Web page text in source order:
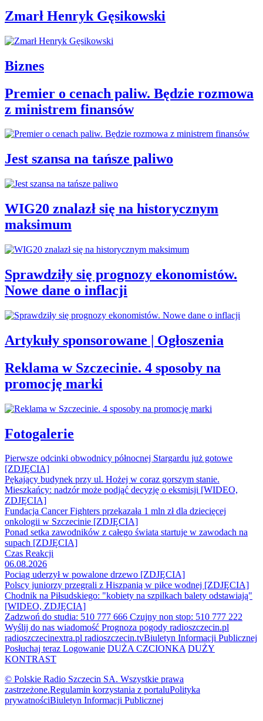
Zmarł Henryk Gęsikowski
Biznes
Premier o cenach paliw. Będzie rozmowa
z ministrem finansów
Jest szansa na tańsze paliwo
WIG20 znalazł się na historycznym
maksimum
Sprawdziły się prognozy ekonomistów.
Nowe dane o inflacji
Artykuły sponsorowane | Ogłoszenia
Reklama w Szczecinie. 4 sposoby na
promocję marki
Fotogalerie
Pierwsze odcinki obwodnicy północnej Stargardu już gotowe
[ZDJĘCIA]
Pękający budynek przy ul. Hożej w coraz gorszym stanie.
Mieszkańcy: nadzór może podjąć decyzję o eksmisji [WIDEO,
ZDJĘCIA]
Fundacja Cancer Fighters przekazała 1 mln zł dla dziecięcej
onkologii w Szczecinie [ZDJĘCIA]
Ponad setka zawodników z całego świata startuje w zawodach na
supach [ZDJĘCIA]
Czas Reakcji
06.08.2026
Pociąg uderzył w powalone drzewo [ZDJĘCIA]
Polscy juniorzy przegrali z Hiszpanią w piłce wodnej [ZDJĘCIA]
Chodnik na Piłsudskiego: "kobiety na szpilkach balety odstawiają"
[WIDEO, ZDJĘCIA]
Zadzwoń do studia: 510 777 666 Czujny non stop: 510 777 222
Wyślij do nas wiadomość Prognoza pogody radioszczecin.pl
radioszczecinextra.pl radioszczecin.tvBiuletyn Informacji Publicznej
Posłuchaj teraz Logowanie DUŻA CZCIONKA DUŻY
KONTRAST
© Polskie Radio Szczecin SA. Wszystkie prawa
zastrzeżone.Regulamin korzystania z portaluPolityka
prywatnościBiuletyn Informacji Publicznej